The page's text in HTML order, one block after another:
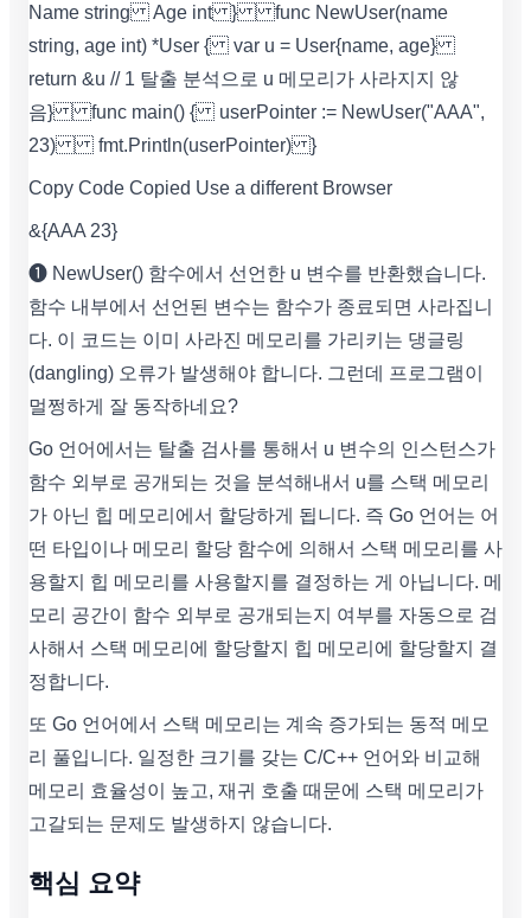
Name string Age int } func NewUser(name
string, age int) *User { var u = User{name, age}
return &u // 1 탈출 분석으로 u 메모리가 사라지지 않
음 } func main() { userPointer := NewUser("AAA",
23) fmt.Println(userPointer) }
Copy Code Copied Use a different Browser
&{AAA 23}
❶ NewUser() 함수에서 선언한 u 변수를 반환했습니다.
함수 내부에서 선언된 변수는 함수가 종료되면 사라집니
다. 이 코드는 이미 사라진 메모리를 가리키는 댕글링
(dangling) 오류가 발생해야 합니다. 그런데 프로그램이
멀쩡하게 잘 동작하네요?
Go 언어에서는 탈출 검사를 통해서 u 변수의 인스턴스가
함수 외부로 공개되는 것을 분석해내서 u를 스택 메모리
가 아닌 힙 메모리에서 할당하게 됩니다. 즉 Go 언어는 어
떤 타입이나 메모리 할당 함수에 의해서 스택 메모리를 사
용할지 힙 메모리를 사용할지를 결정하는 게 아닙니다. 메
모리 공간이 함수 외부로 공개되는지 여부를 자동으로 검
사해서 스택 메모리에 할당할지 힙 메모리에 할당할지 결
정합니다.
또 Go 언어에서 스택 메모리는 계속 증가되는 동적 메모
리 풀입니다. 일정한 크기를 갖는 C/C++ 언어와 비교해
메모리 효율성이 높고, 재귀 호출 때문에 스택 메모리가
고갈되는 문제도 발생하지 않습니다.
핵심 요약